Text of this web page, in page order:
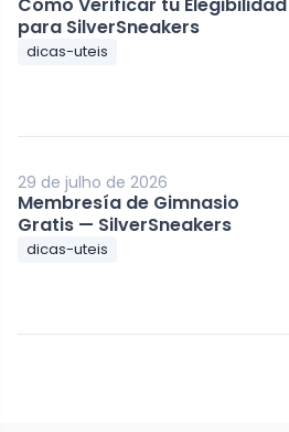
para SilverSneakers
dicas-uteis
29 de julho de 2026
Membresía de Gimnasio
Gratis — SilverSneakers
dicas-uteis